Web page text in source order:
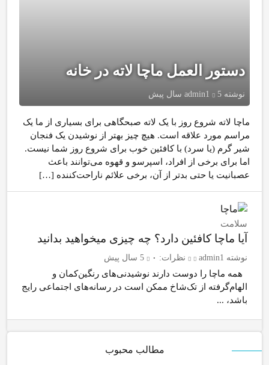
دستور العمل ماچا لاته در خانه
نوشته admin1 5 سال پیش
ماچا لاته شروع روز با یک لاته صبحگاهی برای بسیاری از ما یک
مراسم مورد علاقه است. هیچ چیز بهتر از نوشیدن یک فنجان
شیر گرم (یا سرد) با کافئین خوب برای شروع روز شما نیست.
اما برای برخی از افراد، اسپرسو و قهوه می‌توانند باعث
عصبانیت یا حتی بدتر از آن، برخی علائم ناراحت‌کننده […]
سلامت
آیا ماچا کافئین دارد؟ چه چیزی میخواهید بدانید
نوشته admin1 نظرات: ۰ 5 سال پیش
همه ماچا را دوست دارند نوشیدنی‌های رنگین‌کمان و
الهام‌گرفته از تک‌شاخ ممکن است در رسانه‌های اجتماعی رایج
باشد، ...
مطالب محبوب